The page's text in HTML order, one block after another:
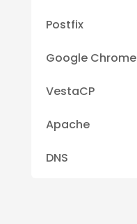
Postfix
Google Chrome
VestaCP
Apache
DNS